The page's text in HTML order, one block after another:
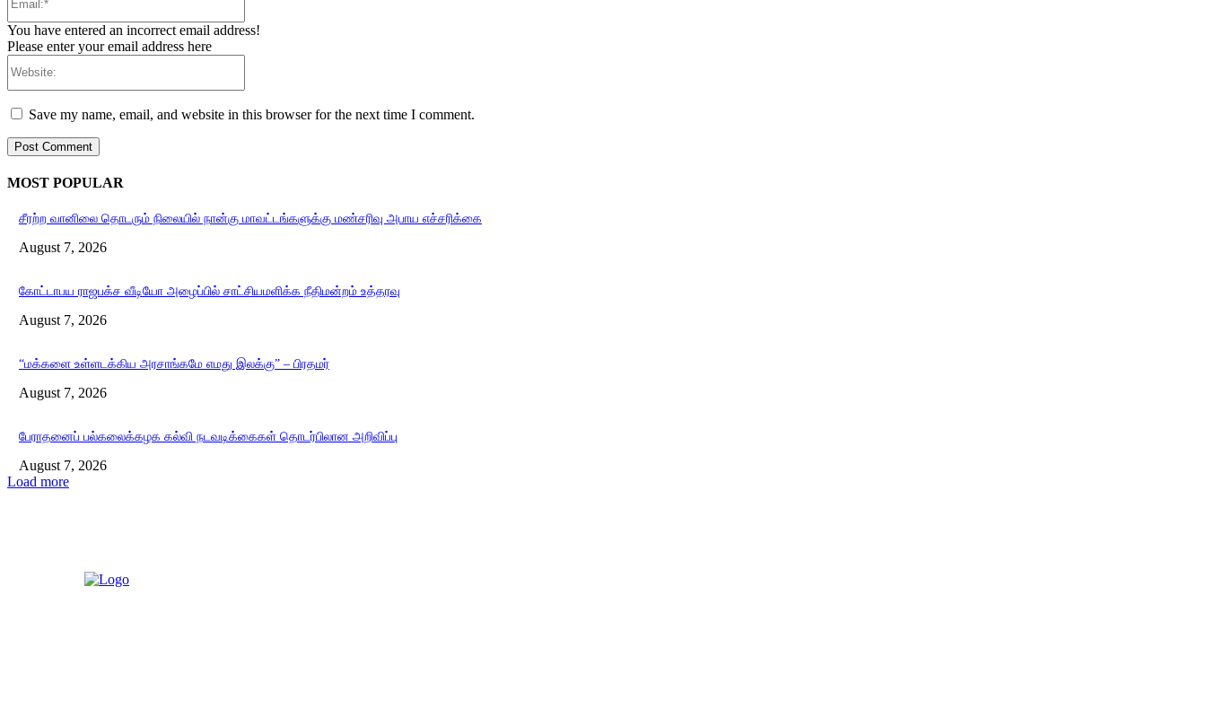
You have entered an incorrect email address!
Please enter your email address here
Save my name, email, and website in this browser for the next time I comment.
MOST POPULAR
சீரற்ற வானிலை தொடரும் நிலையில் நான்கு மாவட்டங்களுக்கு மண்சரிவு அபாய எச்சரிக்கை
August 7, 2026
கோட்டாபய ராஜபக்ச வீடியோ அழைப்பில் சாட்சியமளிக்க நீதிமன்றம் உத்தரவு
August 7, 2026
“மக்களை உள்ளடக்கிய அரசாங்கமே எமது இலக்கு” – பிரதமர்
August 7, 2026
பேராதனைப் பல்கலைக்கழக கல்வி நடவடிக்கைகள் தொடர்பிலான அறிவிப்பு
August 7, 2026
Load more